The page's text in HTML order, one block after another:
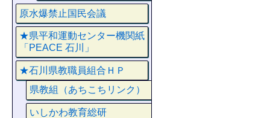
原水爆禁止国民会議
★県平和運動センター機関紙
「PEACE 石川」
★石川県教職員組合ＨＰ
県教組（あちこちリンク）
いしかわ教育総研